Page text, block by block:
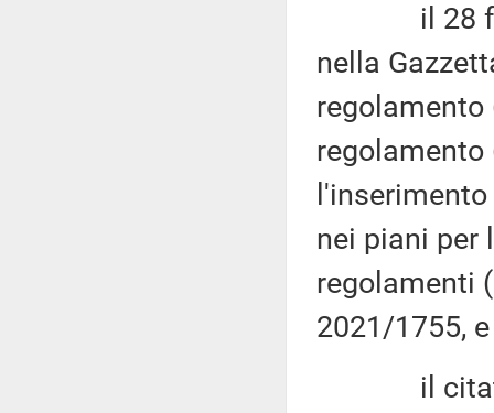
il 28
nella
regolamento
nei piani per
regolamenti
2021/1755,
il citato